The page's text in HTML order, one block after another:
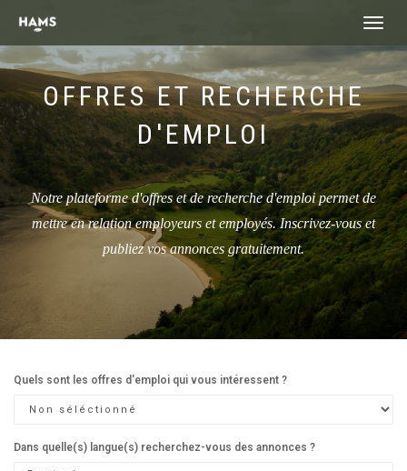
OFFRES ET RECHERCHE
D'EMPLOI
Notre plateforme d'offres et de recherche d'emploi permet de
mettre en relation employeurs et employés. Inscrivez-vous et
publiez vos annonces gratuitement.
Quels sont les offres d'emploi qui vous intéressent ?
Dans quelle(s) langue(s) recherchez-vous des annonces ?